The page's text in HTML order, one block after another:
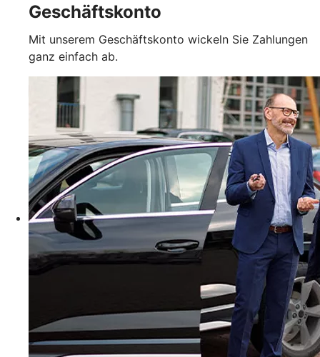
Geschäftskonto
Mit unserem Geschäftskonto wickeln Sie Zahlungen
ganz einfach ab.